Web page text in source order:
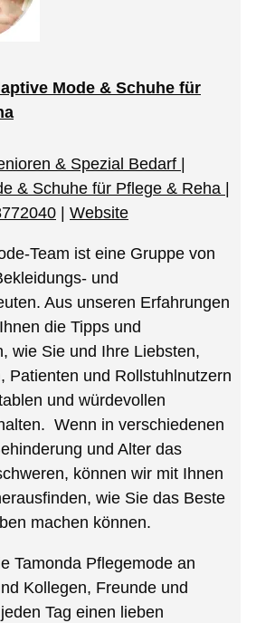
Mode & Schuhe für
& Spezial Bedarf |
& Schuhe für Pflege & Reha
Website
Team ist eine Gruppe von
und
Aus unseren Erfahrungen
die Tipps und
wie Sie und Ihre Liebsten,
Patienten und Rollstuhlnutzern
und würdevollen
Wenn in verschiedenen
und Alter das
können wir mit Ihnen
wie Sie das Beste
machen können.
Tamonda Pflegemode an
Kollegen, Freunde und
Tag einen lieben